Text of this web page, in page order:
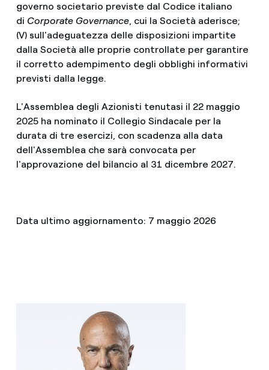
governo societario previste dal Codice italiano
di Corporate Governance, cui la Società aderisce;
(V) sull'adeguatezza delle disposizioni impartite
dalla Società alle proprie controllate per garantire
il corretto adempimento degli obblighi informativi
previsti dalla legge.
L'Assemblea degli Azionisti tenutasi il 22 maggio
2025 ha nominato il Collegio Sindacale per la
durata di tre esercizi, con scadenza alla data
dell'Assemblea che sarà convocata per
l'approvazione del bilancio al 31 dicembre 2027.
Data ultimo aggiornamento: 7 maggio 2026